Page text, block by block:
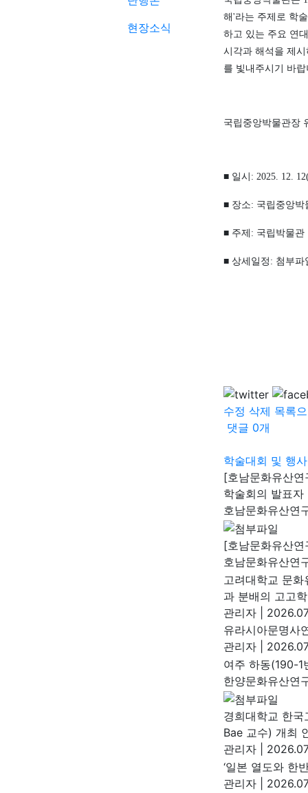
현장소식
해 '라는 주제로 학
하고 있는 주요 연
시각과 해석을 제
를 빛내주시기 바랍
국립중앙박물관장
■ 일시 : 2025. 12.
■ 장소: 국립중앙박
■ 주제 : 국립박물관
■ 상세일정 : 첨부파
수정 삭제 목록
댓글 0개
학술대회 및 행사
[호남문화유산
학술회의 발표자
호남문화유산연
[호남문화유산
호남문화유산연
고려대학교 문
과 분배의 고고
관리자
유라시아문명사
관리자
여주 하동(190-1
한양문화유산연
경희대학교 한
Bae 교수) 개최
관리자
‘일본 열도와 한
관리자